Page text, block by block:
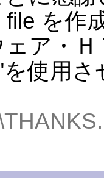
を作
ア・
使用